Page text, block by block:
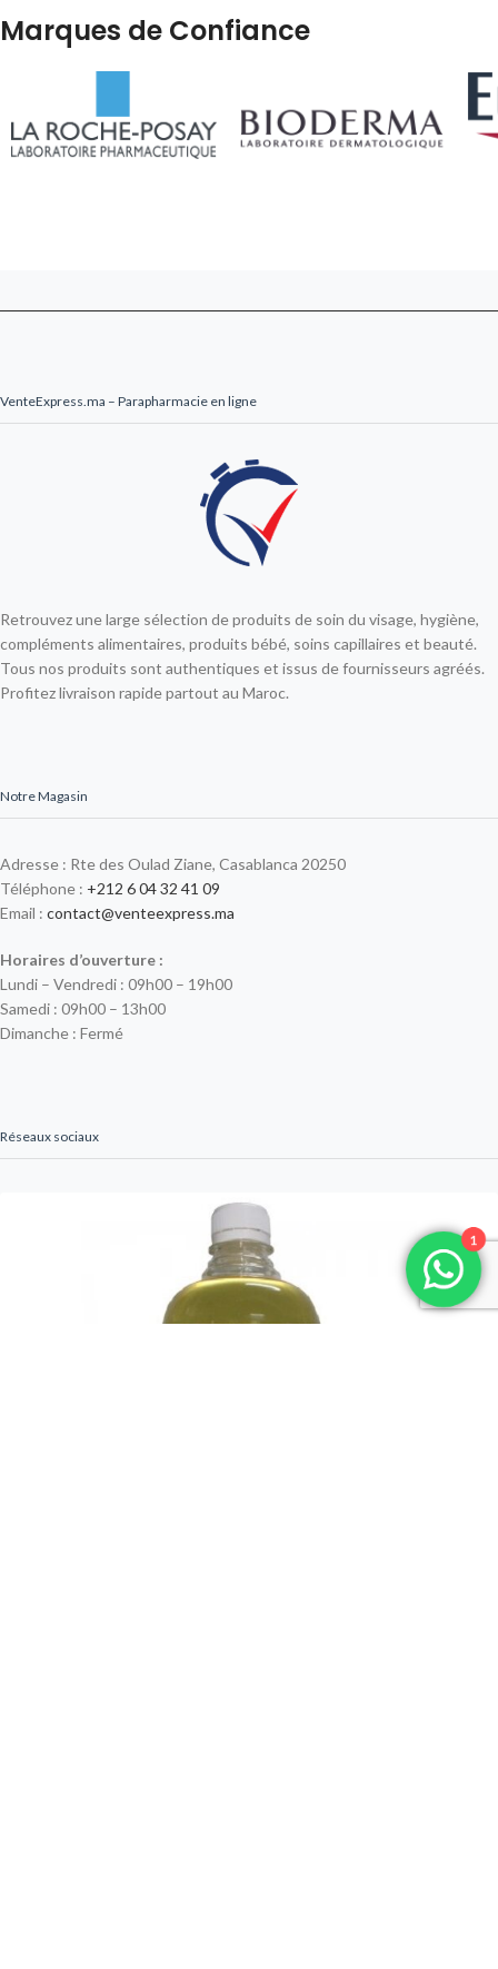
Marques de Confiance
VenteExpress.ma – Parapharmacie en ligne
Retrouvez une large sélection de produits de soin du visage, hygiène,
compléments alimentaires, produits bébé, soins capillaires et beauté.
Tous nos produits sont authentiques et issus de fournisseurs agréés.
Profitez livraison rapide partout au Maroc.
Notre Magasin
Adresse : Rte des Oulad Ziane, Casablanca 20250
Téléphone : +212 6 04 32 41 09
Email : contact@venteexpress.ma
Horaires d’ouverture :
Lundi – Vendredi : 09h00 – 19h00
Samedi : 09h00 – 13h00
Dimanche : Fermé
Réseaux sociaux
1